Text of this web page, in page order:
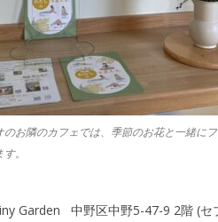
のお隣のカフェでは、季節のお花と一緒に
。
Garden 中野区中野5-47-9 2階 (セ